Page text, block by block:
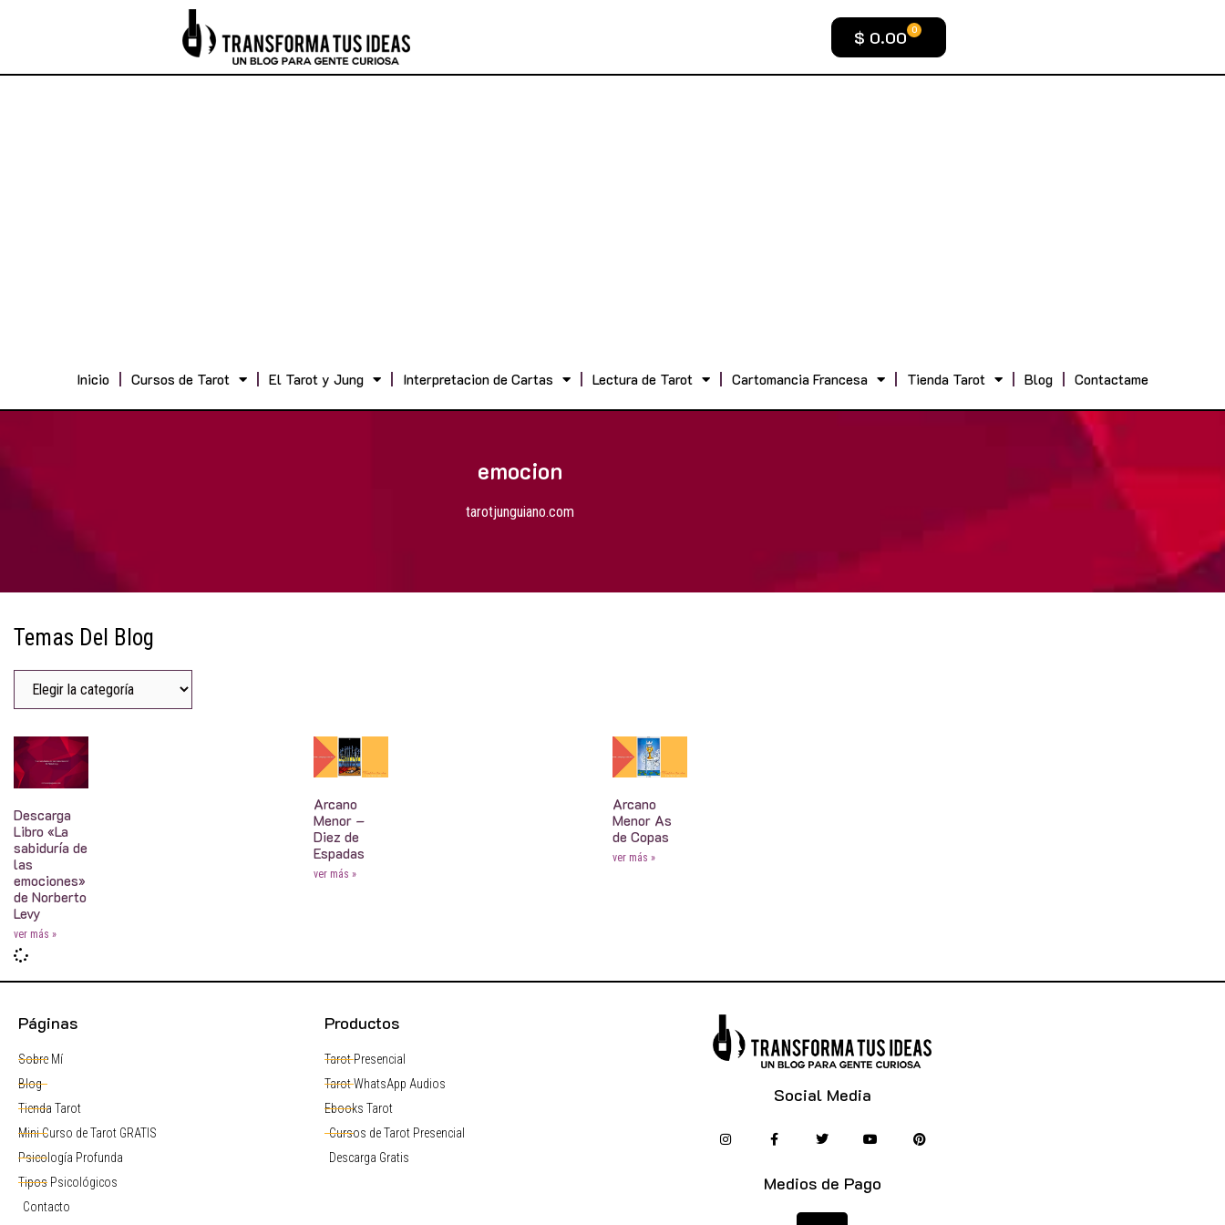
$ 0.00 0
Inicio Cursos de Tarot El Tarot y Jung Interpretacion de Cartas Lectura de Tarot Cartomancia Francesa Tienda Tarot Blog Contactame
emocion
tarotjunguiano.com
Temas Del Blog
Descarga
Libro «La
sabiduría de
las
emociones»
de Norberto
Levy
ver más »
Arcano
Menor –
Diez de
Espadas
ver más »
Arcano
Menor As
de Copas
ver más »
Páginas
Sobre Mí
Blog
Tienda Tarot
Mini Curso de Tarot GRATIS
Psicología Profunda
Tipos Psicológicos
Contacto
Productos
Tarot Presencial
Tarot WhatsApp Audios
Ebooks Tarot
Cursos de Tarot Presencial
Descarga Gratis
Social Media
Medios de Pago